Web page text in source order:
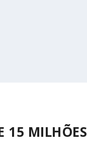
15 MILHÕES